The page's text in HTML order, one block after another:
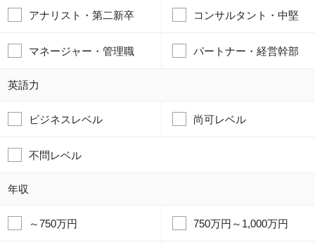
アナリスト・第二新卒 コンサルタント・中堅
マネージャー・管理職 パートナー・経営幹部
英語力
ビジネスレベル 尚可レベル
不問レベル
年収
～750万円 750万円～1,000万円